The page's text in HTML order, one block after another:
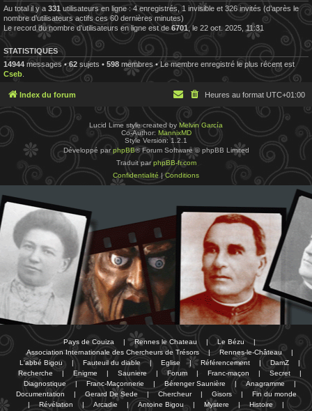
Au total il y a 331utilisateurs en ligne : 4 enregistrés, 1 invisible et 326 invités (d’après le
nombre d’utilisateurs actifs ces 60 dernières minutes)
Le record du nombre d’utilisateurs en ligne est de6701, le 22 oct. 2025, 11:31
STATISTIQUES
14944 messages •62 sujets • 598 membres • Le membre enregistré le plus récent est
Cseb
Index du forum Heures au format UTC+01:00
Lucid Lime style created by Melvin García
Co-Author: MannixMD
Style Version: 1.2.1
Développé parphpBB® Forum Software © phpBB Limited
Traduit parphpBB-fr.com
Confidentialité |Conditions
Pays de Couiza | Rennes le Chateau | Le Bézu
|
Association Internationale des Chercheurs de Trésors
| Rennes-le-Château
|
L'abbé Bigou
| Fauteuil du diable | Eglise | Référencement | DamZ
|
Recherche
| Enigme | Sauniere | Forum | Franc-maçon | Secret
|
Diagnostique
| Franc-Maçonnerie | Bérenger Saunière | Anagramme
|
Documentation
| Gerard De Sede | Chercheur | Gisors |
Fin du monde
|
Révélation | Arcadie | Antoine Bigou | Mystere | Histoire |